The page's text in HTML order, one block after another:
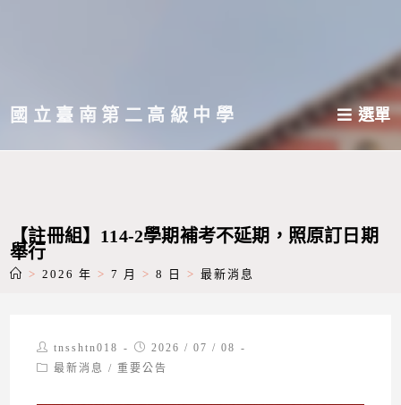
主國立臺南第二高級中學 選單
【註冊組】114-2學期補考不延期，照原訂日期
舉行
> 2026 年 > 7 月 > 8 日 > 最新消息
Post
author:
tnsshtn018
Post
published:
2026 / 07 / 08
Post最新消息 / 重要公告